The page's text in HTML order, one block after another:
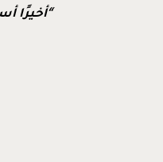
“أخيرًا